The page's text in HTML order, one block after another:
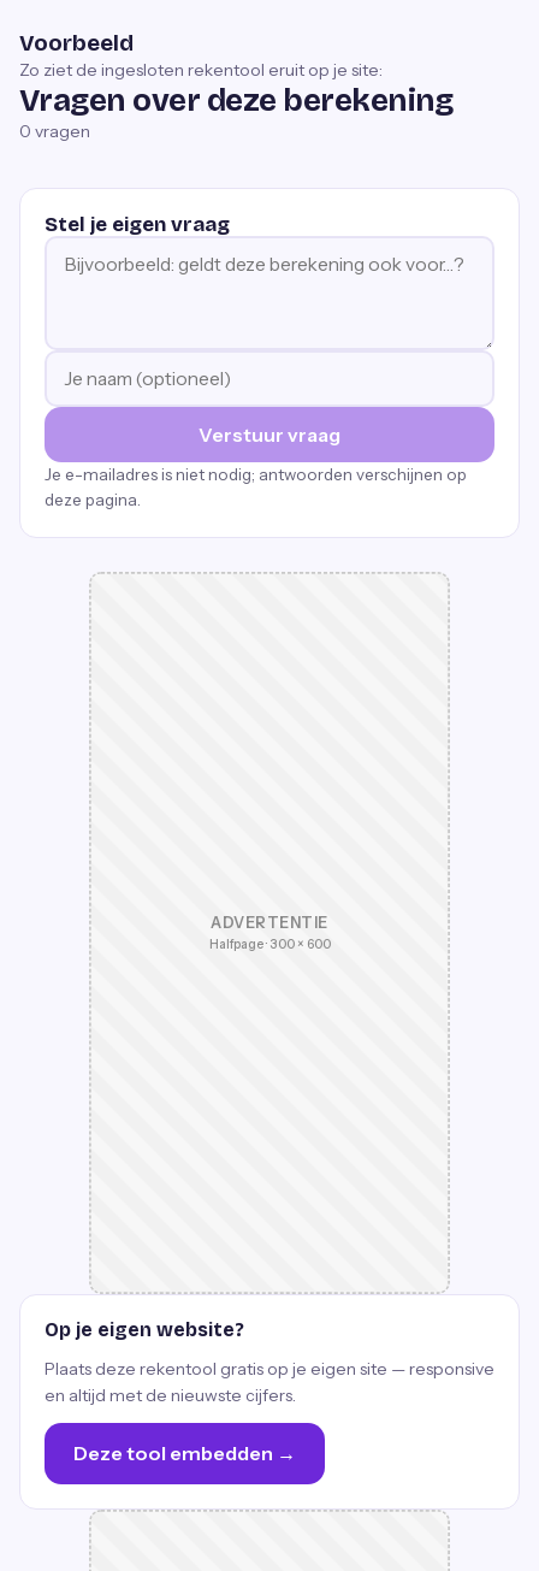
Voorbeeld
Zo ziet de ingesloten rekentool eruit op je site:
Vragen over deze berekening
0 vragen
Stel je eigen vraag
Verstuur vraag
Je e-mailadres is niet nodig; antwoorden verschijnen op
deze pagina.
ADVERTENTIE
Halfpage · 300 × 600
Op je eigen website?
Plaats deze rekentool gratis op je eigen site — responsive
en altijd met de nieuwste cijfers.
Deze tool embedden →